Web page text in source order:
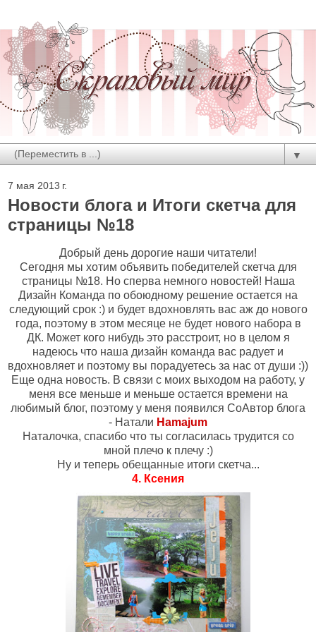
▼
7 мая 2013 г.
Новости блога и Итоги скетча для
страницы №18
Добрый день дорогие наши читатели!
Сегодня мы хотим объявить победителей скетча для
страницы №18. Но сперва немного новостей! Наша
Дизайн Команда по обоюдному решение остается на
следующий срок :) и будет вдохновлять вас аж до нового
года, поэтому в этом месяце не будет нового набора в
ДК. Может кого нибудь это расстроит, но в целом я
надеюсь что наша дизайн команда вас радует и
вдохновляет и поэтому вы порадуетесь за нас от души :))
Еще одна новость. В связи с моих выходом на работу, у
меня все меньше и меньше остается времени на
любимый блог, поэтому у меня появился СоАвтор блога
- Натали Hamajum
Наталочка, спасибо что ты согласилась трудится со
мной плечо к плечу :)
Ну и теперь обещанные итоги скетча...
4. Ксения